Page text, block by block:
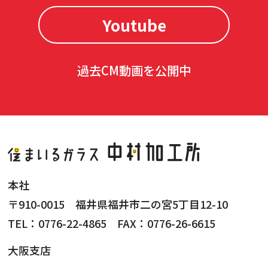
Youtube
過去CM動画を公開中
本社
〒910-0015 福井県福井市二の宮5丁目12-10
TEL：0776-22-4865 FAX：0776-26-6615
大阪支店